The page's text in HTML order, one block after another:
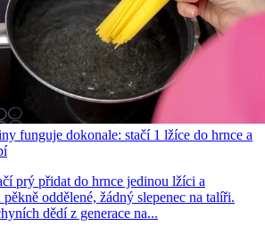
funguje dokonale: stačí 1 lžíce do hrnce a
prý přidat do hrnce jedinou lžíci a
oddělené, žádný slepenec na talíři.
dědí z generace na...